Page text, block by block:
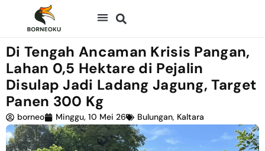
Di Tengah Ancaman Krisis Pangan,
Lahan 0,5 Hektare di Pejalin
Disulap Jadi Ladang Jagung, Target
Panen 300 Kg
borneo Minggu, 10 Mei 26 Bulungan, Kaltara